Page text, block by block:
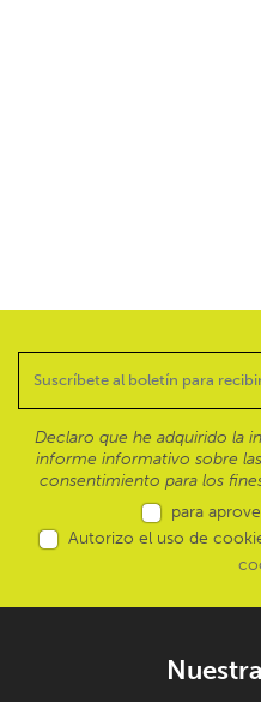
Declaro que he adquirido la
informe informativo sobre las
consentimiento para los
para
Autorizo el uso de